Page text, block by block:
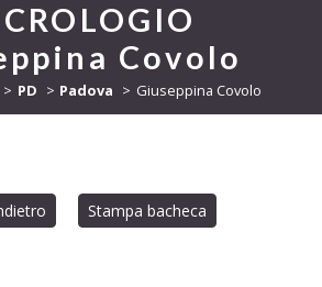
Covolo
PD Padova Giuseppina Covolo
Stampa bacheca